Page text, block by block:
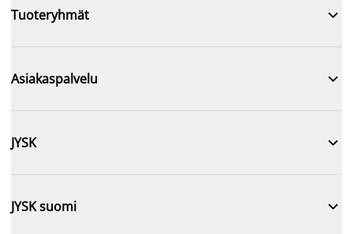
Tuoteryhmät 
Asiakaspalvelu 
JYSK 
JYSK suomi 